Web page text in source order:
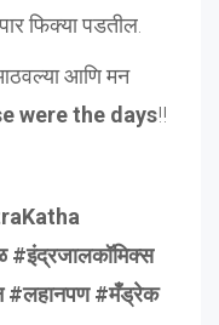
फिक्या पडतील.
आणि मन
were the days!!
#लहानपण #मँड्रेक